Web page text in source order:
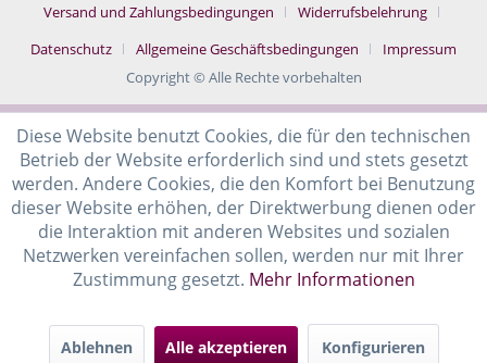
Versand und Zahlungsbedingungen
Widerrufsbelehrung
Datenschutz
Allgemeine Geschäftsbedingungen
Impressum
Copyright © Alle Rechte vorbehalten
Diese Website benutzt Cookies, die für den technischen
Betrieb der Website erforderlich sind und stets gesetzt
werden. Andere Cookies, die den Komfort bei Benutzung
dieser Website erhöhen, der Direktwerbung dienen oder
die Interaktion mit anderen Websites und sozialen
Netzwerken vereinfachen sollen, werden nur mit Ihrer
Zustimmung gesetzt. Mehr Informationen
Ablehnen Alle akzeptieren Konfigurieren